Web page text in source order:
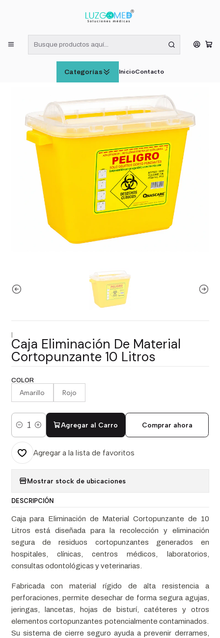
Categorías InicioContacto
¡RECIBE HOY! COMPRAS DE LUNES A VIERNES HASTA LAS 16:00
Inicio
INSUMOS MÉDICOS
Caja Eliminación De Material Cortopunzante 10 Litros
Caja Eliminación De Material
Cortopunzante 10 Litros
COLOR
Amarillo Rojo
Cantidad
Agregar al Carro Comprar ahora
Agregar a la lista de favoritos
Mostrar stock de ubicaciones
DESCRIPCIÓN
Caja para Eliminación de Material Cortopunzante de 10
Litros está diseñada para la recolección y eliminación
segura de residuos cortopunzantes generados en
hospitales, clínicas, centros médicos, laboratorios,
consultas odontológicas y veterinarias.
Fabricada con material rígido de alta resistencia a
perforaciones, permite desechar de forma segura agujas,
jeringas, lancetas, hojas de bisturí, catéteres y otros
elementos cortopunzantes potencialmente contaminados.
Su sistema de cierre seguro ayuda a prevenir derrames,